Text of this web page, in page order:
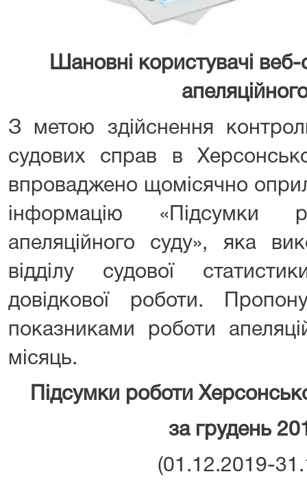
Шановні користувачі
З метою здійснення
судових справ в
впроваджено щомісячно
інформацію «Підсумки
апеляційного суду», яка
відділу судової
довідкової роботи.
показниками роботи
місяць.
Підсумки роботи
за грудень
(01.12.2019-